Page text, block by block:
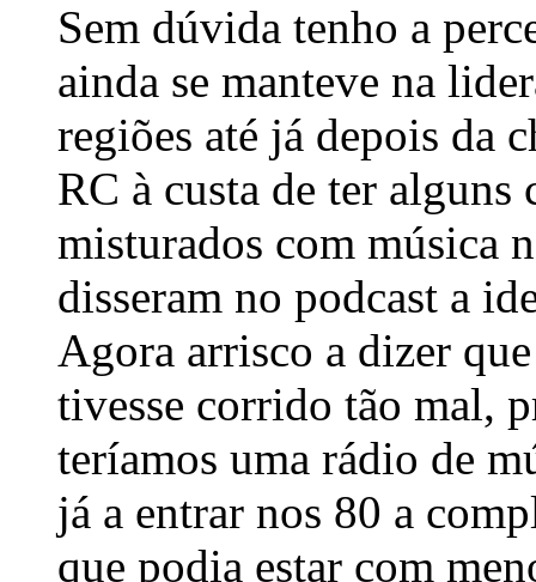
Sem dúvida tenho a
ainda se manteve na
regiões até já depois da
RC à custa de ter alguns
misturados com música
disseram no podcast a
Agora arrisco a dizer
tivesse corrido tão mal,
teríamos uma rádio de
já a entrar nos 80 a
que podia estar com